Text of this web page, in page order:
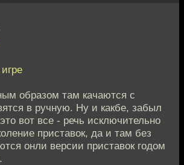
образом там качаются с
в ручную. Ну и какбе, забыл
вот все - речь исключительно
приставок, да и там без
онли версии приставок годом